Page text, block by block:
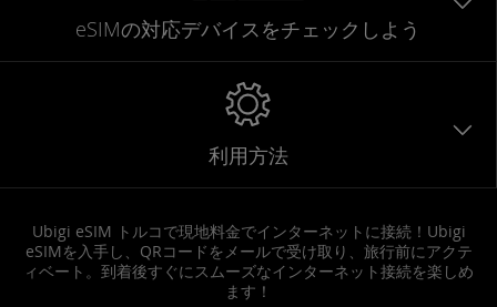
eSIMの対応デバイスをチェックしよう
利用方法
Ubigi eSIM トルコで現地料金でインターネットに接続！Ubigi
eSIMを入手し、QRコードをメールで受け取り、旅行前にアクテ
ィベート。到着後すぐにスムーズなインターネット接続を楽しめ
ます！